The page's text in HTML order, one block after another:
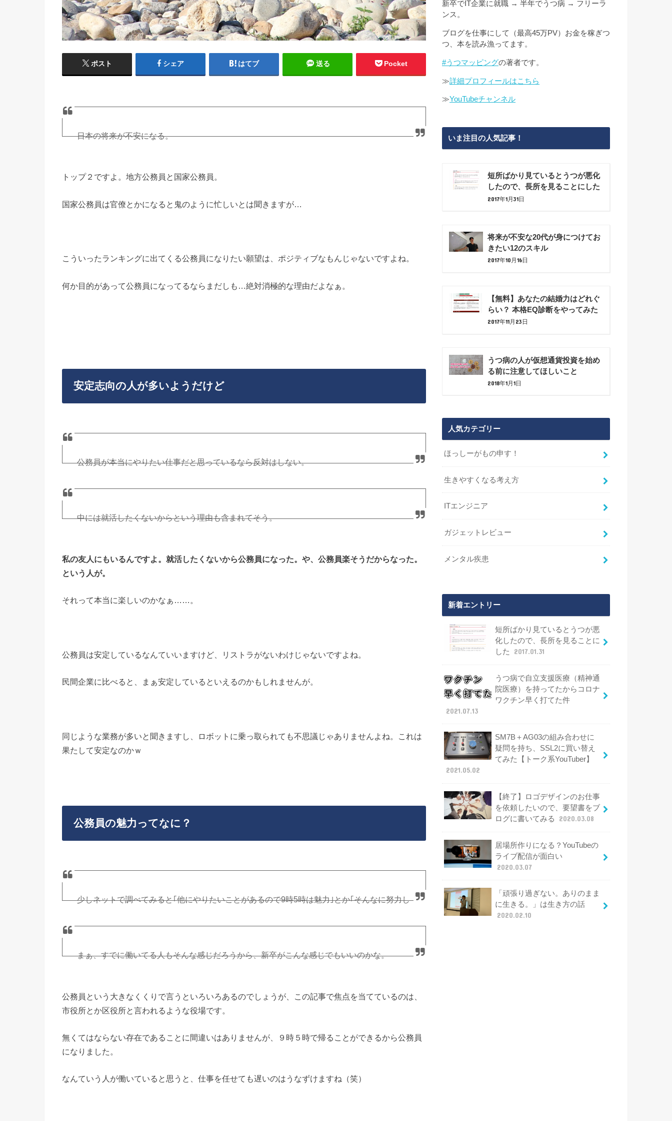
ポスト シェア はてブ 送る Pocket
日本の将来が不安になる。
トップ２ですよ。地方公務員と国家公務員。
国家公務員は官僚とかになると鬼のように忙しいとは聞きますが…
こういったランキングに出てくる公務員になりたい願望は、ポジティブなもんじゃないですよね。
何か目的があって公務員になってるならまだしも…絶対消極的な理由だよなぁ。
安定志向の人が多いようだけど
公務員が本当にやりたい仕事だと思っているなら反対はしない。
でも、｢安定してそうだから｣という理由だろうから反対。
— ほっしー (@hossy_fe_ap)
中には就活したくないからという理由も含まれてそう。
— ほっしー (@hossy_fe_ap)
2016年5月10日
私の友人にもいるんですよ。就活したくないから公務員になった。や、公務員楽そうだからなった。
という人が。
それって本当に楽しいのかなぁ……。
公務員は安定しているなんていいますけど、リストラがないわけじゃないですよね。
民間企業に比べると、まぁ安定しているといえるのかもしれませんが。
同じような業務が多いと聞きますし、ロボットに乗っ取られても不思議じゃありませんよね。これは
果たして安定なのかｗ
公務員の魅力ってなに？
少しネットで調べてみると｢他にやりたいことがあるので9時5時は魅力｣とか｢そんなに努力し
2016年5月10日
まぁ、すでに働いてる人もそんな感じだろうから、新卒がこんな感じでもいいのかな。
2016年5月10日
公務員という大きなくくりで言うといろいろあるのでしょうが、この記事で焦点を当てているのは、
市役所とか区役所と言われるような役場です。
無くてはならない存在であることに間違いはありませんが、９時５時で帰ることができるから公務員
になりました。
なんていう人が働いていると思うと、仕事を任せても遅いのはうなずけますね（笑）
新卒でIT企業に就職 → 半年でうつ病 → フリーラ
ンス。
ブログを仕事にして（最高45万PV）お金を稼ぎつ
つ、本を読み漁ってます。
#うつマッピングの著者です。
≫詳細プロフィールはこちら
≫YouTubeチャンネル
いま注目の人気記事！
短所ばかり見ているとうつが悪化
したので、長所を見ることにした
2017年1月31日
将来が不安な20代が身につけてお
きたい12のスキル
2017年10月16日
【無料】あなたの結婚力はどれぐ
らい？ 本格EQ診断をやってみた
2017年11月23日
うつ病の人が仮想通貨投資を始め
る前に注意してほしいこと
2018年1月1日
人気カテゴリー
ほっしーがもの申す！
生きやすくなる考え方
ITエンジニア
ガジェットレビュー
メンタル疾患
新着エントリー
短所ばかり見ているとうつが悪
化したので、長所を見ることに
した
2017.01.31
うつ病で自立支援医療（精神通
院医療）を持ってたからコロナ
ワクチン早く打てた件
2021.07.13
SM7B＋AG03の組み合わせに
疑問を持ち、SSL2に買い替え
てみた【トーク系YouTuber】
2021.05.02
【終了】ロゴデザインのお仕事
を依頼したいので、要望書をブ
ログに書いてみる
2020.03.08
居場所作りになる？YouTubeの
ライブ配信が面白い
2020.03.07
「頑張り過ぎない。ありのまま
に生きる。」は生き方の話
2020.02.10